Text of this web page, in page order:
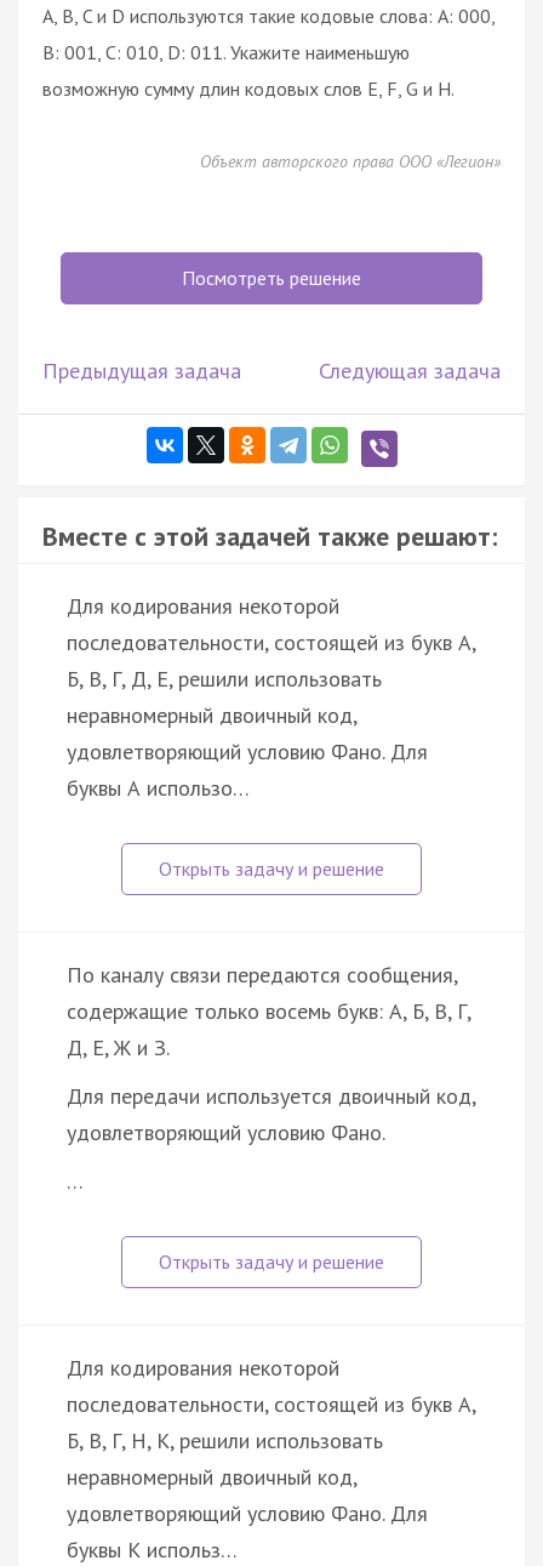
A, B, C и D используются такие кодовые слова: A: 000,
B: 001, C: 010, D: 011. Укажите наименьшую
возможную сумму длин кодовых слов E, F, G и H.
Объект авторского права ООО «Легион»
Посмотреть решение
Предыдущая задача Следующая задача
Вместе с этой задачей также решают:
Для кодирования некоторой
последовательности, состоящей из букв А,
Б, В, Г, Д, Е, решили использовать
неравномерный двоичный код,
удовлетворяющий условию Фано. Для
буквы А использо…
По каналу связи передаются сообщения,
содержащие только восемь букв: А, Б, В, Г,
Д, Е, Ж и З.
Для передачи используется двоичный код,
удовлетворяющий условию Фано.
…
Для кодирования некоторой
последовательности, состоящей из букв А,
Б, В, Г, Н, К, решили использовать
неравномерный двоичный код,
удовлетворяющий условию Фано. Для
буквы К использ…